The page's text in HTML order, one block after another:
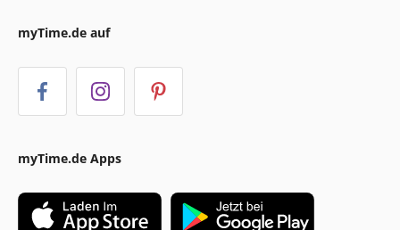
myTime.de auf
myTime.de Apps